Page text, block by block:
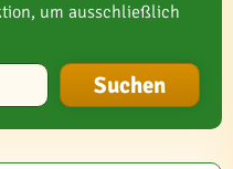
um ausschließlich